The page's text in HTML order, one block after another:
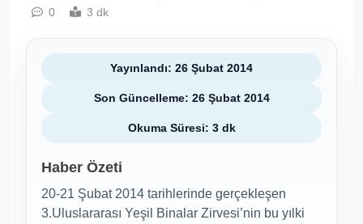
0
3 dk
Yayınlandı: 26 Şubat 2014
Son Güncelleme: 26 Şubat 2014
Okuma Süresi: 3 dk
Haber Özeti
20-21 Şubat 2014 tarihlerinde gerçekleşen
3.Uluslararası Yeşil Binalar Zirvesi’nin bu yılki